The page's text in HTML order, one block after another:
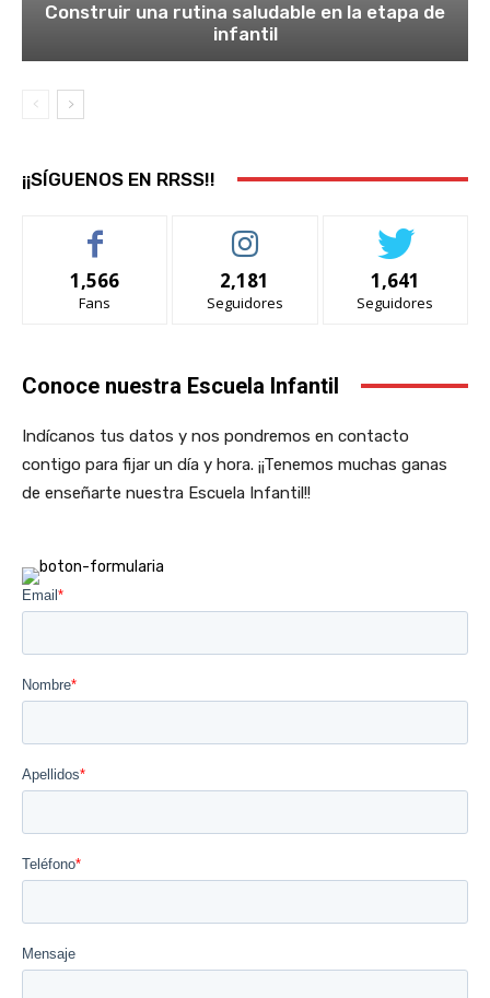
Construir una rutina saludable en la etapa de
infantil
¡¡SÍGUENOS EN RRSS!!
1,566
Fans
2,181
Seguidores
1,641
Seguidores
Conoce nuestra Escuela Infantil
Indícanos tus datos y nos pondremos en contacto
contigo para fijar un día y hora. ¡¡Tenemos muchas ganas
de enseñarte nuestra Escuela Infantil!!